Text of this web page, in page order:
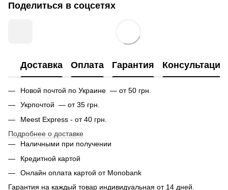
Поделиться в соцсетях
Доставка Оплата Гарантия Консультация
Новой почтой по Украине — от 50 грн.
Укрпочтой — от 35 грн.
Meest Express - от 40 грн.
Подробнее о доставке
Наличными при получении
Кредитной картой
Онлайн оплата картой от Monobank
Гарантия на каждый товар индивидуальная от 14 дней.